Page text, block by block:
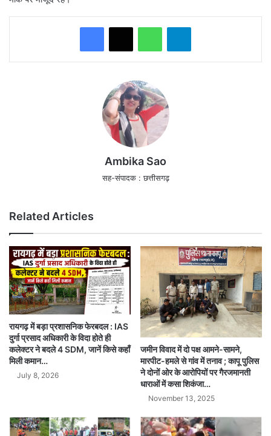
WhatsAppTelegram
Ambika Sao
सह-संपादक : छत्तीसगढ़
Related Articles
रायगढ़ में बड़ा प्रशासनिक फेरबदल : IAS
दुर्गा प्रसाद अधिकारी के विदा होते ही
कलेक्टर ने बदले 4 SDM, जानें किसे कहाँ
मिली कमान…
July 8, 2026
जमीन विवाद में दो पक्ष आमने-सामने,
मारपीट-हमले से गांव में तनाव ; कापू पुलिस
ने दोनों ओर के आरोपियों पर गैरजमानती
धाराओं में कसा शिकंजा…
November 13, 2025